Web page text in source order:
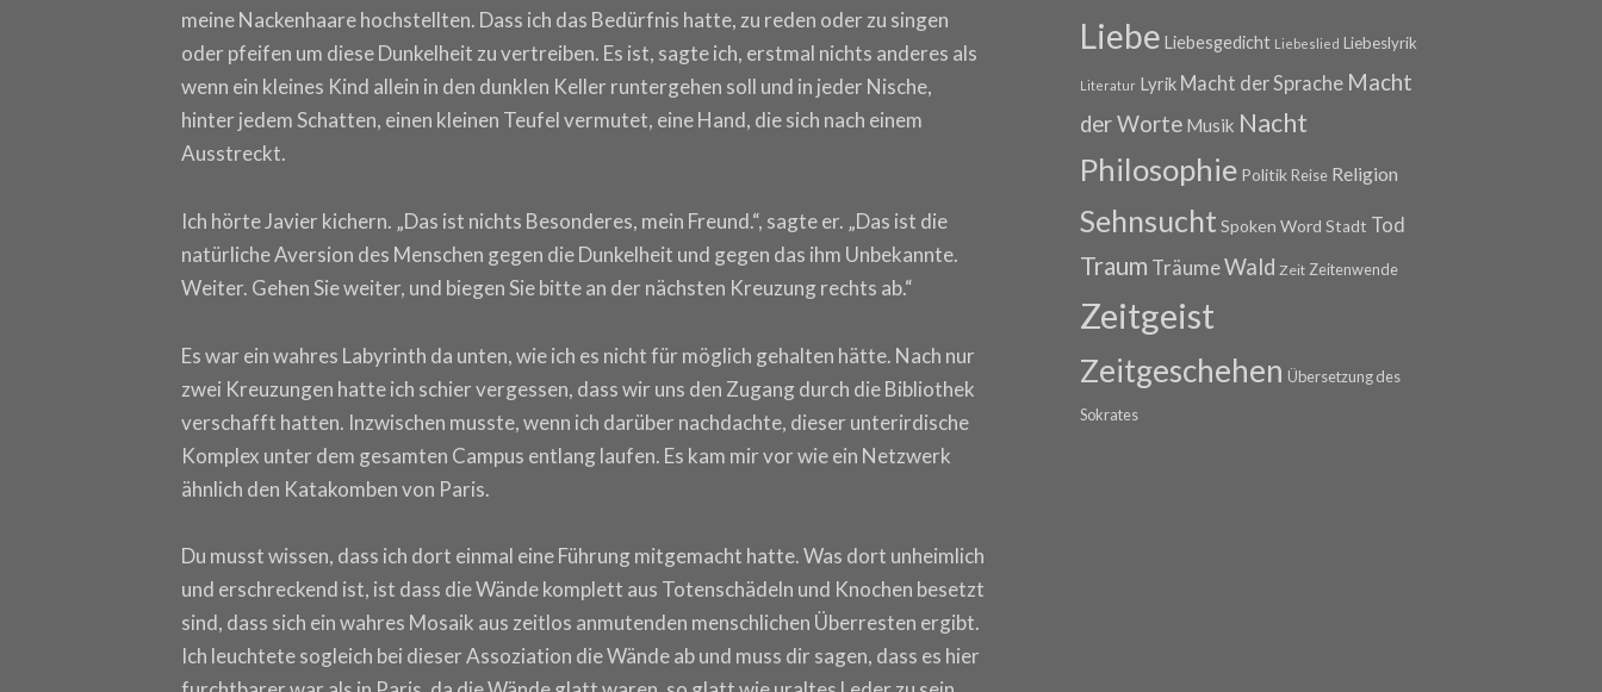
meine Nackenhaare hochstellten. Dass ich das Bedürfnis hatte, zu reden oder zu singen
oder pfeifen um diese Dunkelheit zu vertreiben. Es ist, sagte ich, erstmal nichts anderes als
wenn ein kleines Kind allein in den dunklen Keller runtergehen soll und in jeder Nische,
hinter jedem Schatten, einen kleinen Teufel vermutet, eine Hand, die sich nach einem
Ausstreckt.
Ich hörte Javier kichern. „Das ist nichts Besonderes, mein Freund.“, sagte er. „Das ist die
natürliche Aversion des Menschen gegen die Dunkelheit und gegen das ihm Unbekannte.
Weiter. Gehen Sie weiter, und biegen Sie bitte an der nächsten Kreuzung rechts ab.“
Es war ein wahres Labyrinth da unten, wie ich es nicht für möglich gehalten hätte. Nach nur
zwei Kreuzungen hatte ich schier vergessen, dass wir uns den Zugang durch die Bibliothek
verschafft hatten. Inzwischen musste, wenn ich darüber nachdachte, dieser unterirdische
Komplex unter dem gesamten Campus entlang laufen. Es kam mir vor wie ein Netzwerk
ähnlich den Katakomben von Paris.
Du musst wissen, dass ich dort einmal eine Führung mitgemacht hatte. Was dort unheimlich
und erschreckend ist, ist dass die Wände komplett aus Totenschädeln und Knochen besetzt
sind, dass sich ein wahres Mosaik aus zeitlos anmutenden menschlichen Überresten ergibt.
Ich leuchtete sogleich bei dieser Assoziation die Wände ab und muss dir sagen, dass es hier
Liebe Liebesgedicht Liebeslied Liebeslyrik
Literatur Lyrik Macht der Sprache Macht
der Worte Musik Nacht
Philosophie Politik Reise Religion
Sehnsucht Spoken Word Stadt Tod
Traum TräumeWald Zeit Zeitenwende
Zeitgeist
Zeitgeschehen Übersetzung des
Sokrates